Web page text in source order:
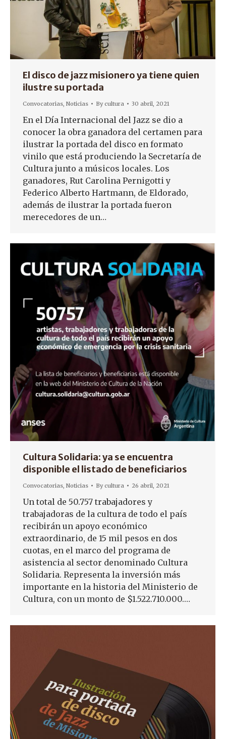
El disco de jazz misionero ya tiene quien
ilustre su portada
Convocatorias, Noticias Bycultura 30 abril, 2021
En el Día Internacional del Jazz se dio a
conocer la obra ganadora del certamen para
ilustrar la portada del disco en formato
vinilo que está produciendo la Secretaría de
Cultura junto a músicos locales. Los
ganadores, Rut Carolina Pernigotti y
Federico Alberto Hartmann, de Eldorado,
además de ilustrar la portada fueron
merecedores de un…
Cultura Solidaria: ya se encuentra
disponible el listado de beneficiarios
Convocatorias, Noticias Bycultura 26 abril, 2021
Un total de 50.757 trabajadores y
trabajadoras de la cultura de todo el país
recibirán un apoyo económico
extraordinario, de 15 mil pesos en dos
cuotas, en el marco del programa de
asistencia al sector denominado Cultura
Solidaria. Representa la inversión más
importante en la historia del Ministerio de
Cultura, con un monto de $1.522.710.000.…